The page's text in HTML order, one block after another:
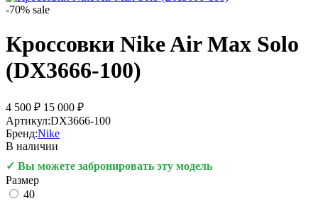
-70% sale
Кроссовки Nike Air Max Solo
(DX3666-100)
4 500 ₽ 15 000 ₽
Артикул:DX3666-100
Бренд:Nike
В наличии
✓ Вы можете забронировать эту модель
Размер
40